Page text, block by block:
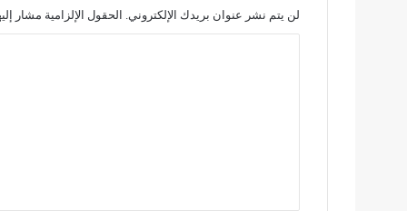
لن يتم نشر عنوان بريدك الإلكتروني. الحقول الإلزامية مشار